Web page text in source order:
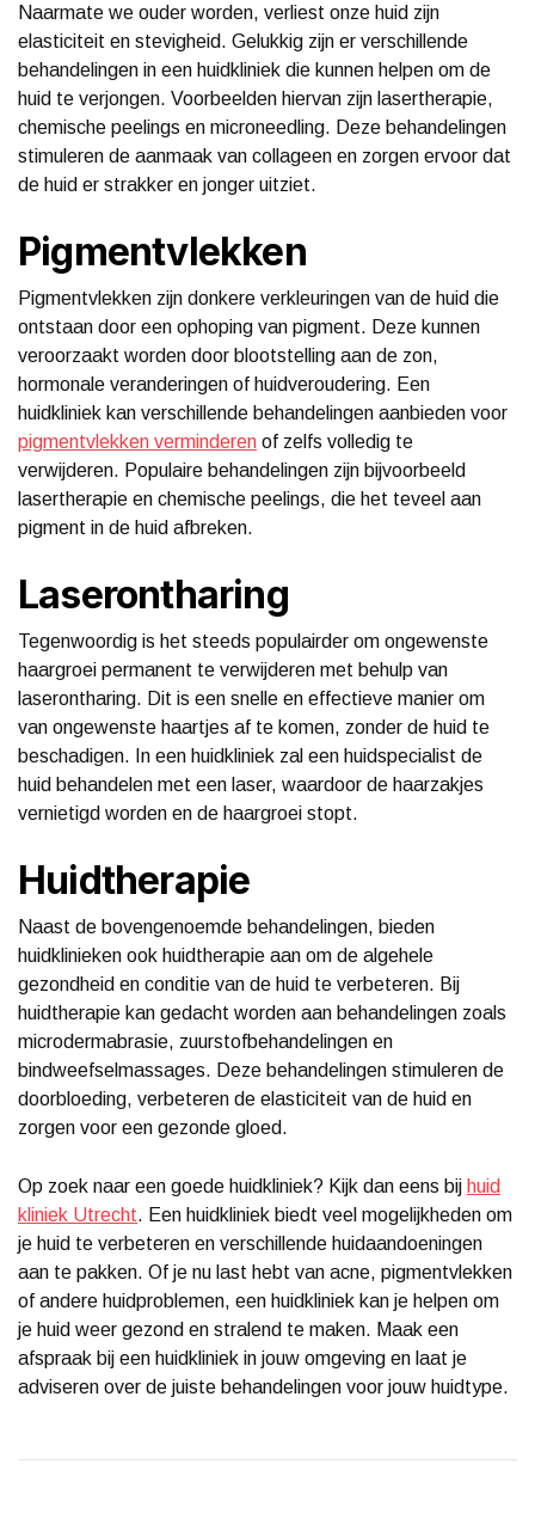
Naarmate we ouder worden, verliest onze huid zijn
elasticiteit en stevigheid. Gelukkig zijn er verschillende
behandelingen in een huidkliniek die kunnen helpen om de
huid te verjongen. Voorbeelden hiervan zijn lasertherapie,
chemische peelings en microneedling. Deze behandelingen
stimuleren de aanmaak van collageen en zorgen ervoor dat
de huid er strakker en jonger uitziet.
Pigmentvlekken
Pigmentvlekken zijn donkere verkleuringen van de huid die
ontstaan door een ophoping van pigment. Deze kunnen
veroorzaakt worden door blootstelling aan de zon,
hormonale veranderingen of huidveroudering. Een
huidkliniek kan verschillende behandelingen aanbieden voor
pigmentvlekken verminderen of zelfs volledig te
verwijderen. Populaire behandelingen zijn bijvoorbeeld
lasertherapie en chemische peelings, die het teveel aan
pigment in de huid afbreken.
Laserontharing
Tegenwoordig is het steeds populairder om ongewenste
haargroei permanent te verwijderen met behulp van
laserontharing. Dit is een snelle en effectieve manier om
van ongewenste haartjes af te komen, zonder de huid te
beschadigen. In een huidkliniek zal een huidspecialist de
huid behandelen met een laser, waardoor de haarzakjes
vernietigd worden en de haargroei stopt.
Huidtherapie
Naast de bovengenoemde behandelingen, bieden
huidklinieken ook huidtherapie aan om de algehele
gezondheid en conditie van de huid te verbeteren. Bij
huidtherapie kan gedacht worden aan behandelingen zoals
microdermabrasie, zuurstofbehandelingen en
bindweefselmassages. Deze behandelingen stimuleren de
doorbloeding, verbeteren de elasticiteit van de huid en
zorgen voor een gezonde gloed.
Op zoek naar een goede huidkliniek? Kijk dan eens bij huid
kliniek Utrecht. Een huidkliniek biedt veel mogelijkheden om
je huid te verbeteren en verschillende huidaandoeningen
aan te pakken. Of je nu last hebt van acne, pigmentvlekken
of andere huidproblemen, een huidkliniek kan je helpen om
je huid weer gezond en stralend te maken. Maak een
afspraak bij een huidkliniek in jouw omgeving en laat je
adviseren over de juiste behandelingen voor jouw huidtype.